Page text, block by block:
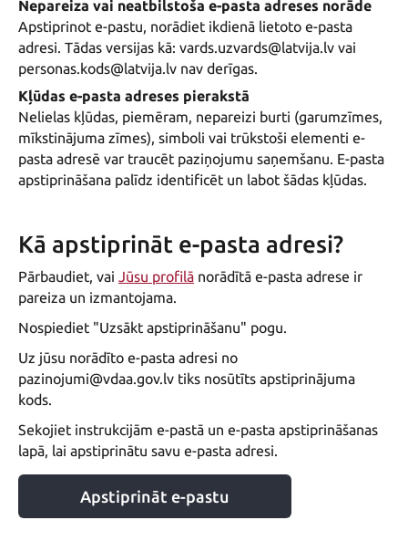
Nepareiza vai neatbilstoša e-pasta adreses norāde
Apstiprinot e-pastu, norādiet ikdienā lietoto e-pasta
adresi. Tādas versijas kā: vards.uzvards@latvija.lv vai
personas.kods@latvija.lv nav derīgas.
Kļūdas e-pasta adreses pierakstā
Nelielas kļūdas, piemēram, nepareizi burti (garumzīmes,
mīkstinājuma zīmes), simboli vai trūkstoši elementi e-
pasta adresē var traucēt paziņojumu saņemšanu. E-pasta
apstiprināšana palīdz identificēt un labot šādas kļūdas.
Kā apstiprināt e-pasta adresi?
Pārbaudiet, vai Jūsu profilā norādītā e-pasta adrese ir
pareiza un izmantojama.
Nospiediet "Uzsākt apstiprināšanu" pogu.
Uz jūsu norādīto e-pasta adresi no
pazinojumi@vdaa.gov.lv tiks nosūtīts apstiprinājuma
kods.
Sekojiet instrukcijām e-pastā un e-pasta apstiprināšanas
lapā, lai apstiprinātu savu e-pasta adresi.
Apstiprināt e-pastu